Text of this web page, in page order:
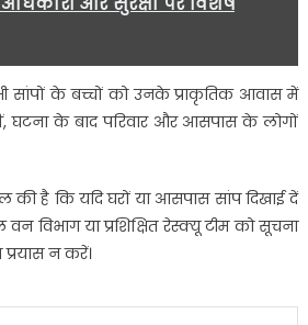
सांपों के बच्चों को उनके प्राकृतिक आवास में
घटना के बाद परिवार और आसपास के लोगों
की है कि यदि घरों या आसपास सांप दिखाई दें
विभाग या प्रशिक्षित रेस्क्यू टीम को सूचना
न करें।